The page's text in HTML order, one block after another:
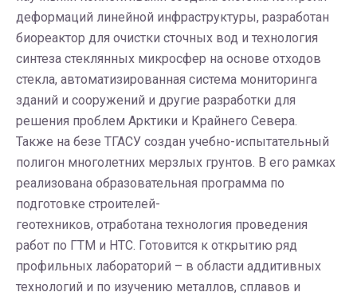
деформаций линейной инфраструктуры, разработан
биореактор для очистки сточных вод и технология
синтеза стеклянных микросфер на основе отходов
стекла, автоматизированная система мониторинга
зданий и сооружений и другие разработки для
решения проблем Арктики и Крайнего Севера.
Также на безе ТГАСУ создан учебно-испытательный
полигон многолетних мерзлых грунтов. В его рамках
реализована образовательная программа по
подготовке строителей-
геотехников, отработана технология проведения
работ по ГТМ и НТС. Готовится к открытию ряд
профильных лабораторий – в области аддитивных
технологий и по изучению металлов, сплавов и